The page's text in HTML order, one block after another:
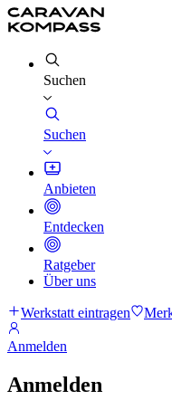
Suchen
Suchen
Anbieten
Entdecken
Ratgeber
Über uns
Werkstatt eintragen
Anmelden
Anmelden